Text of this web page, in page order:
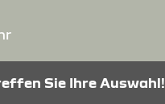
Sie Ihre Auswahl!